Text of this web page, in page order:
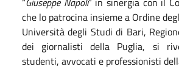
che lo patrocina insieme a Ordine
Università degli Studi di Bari,
dei giornalisti della Puglia, si
studenti, avvocati e professionisti